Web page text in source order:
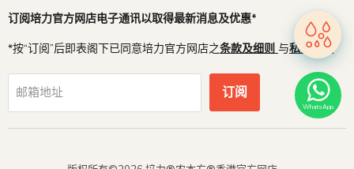
订阅培力官方网店电子通讯以取得最新消息及优惠*
*按“订阅”后即表阁下已同意培力官方网店之条款及细则 与私隐政策
邮箱地址 订阅
WhatsApp